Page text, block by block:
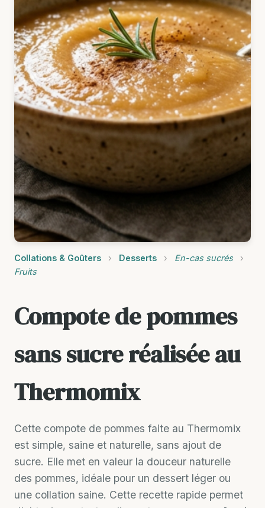
Collations & Goûters › Desserts › En-cas sucrés
›
Fruits
Compote de pommes
sans sucre réalisée au
Thermomix
Cette compote de pommes faite au Thermomix
est simple, saine et naturelle, sans ajout de
sucre. Elle met en valeur la douceur naturelle
des pommes, idéale pour un dessert léger ou
une collation saine. Cette recette rapide permet